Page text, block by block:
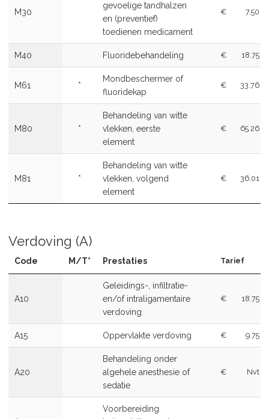
M30
gevoelige tandhalzen
en (preventief)
toedienen medicament
€ 7.50
M40 Fluoridebehandeling € 18.75
M61 *
Mondbeschermer of
fluoridekap
€ 33.76
M80 *
Behandeling van witte
vlekken, eerste
element
€ 65.26
M81 *
Behandeling van witte
vlekken, volgend
element
€ 36.01
Verdoving (A)
Code M/T* Prestaties Tarief
A10
Geleidings-, infiltratie-
en/of intraligamentaire
verdoving
€ 18.75
A15 Oppervlakte verdoving € 9.75
A20
Behandeling onder
algehele anesthesie of
sedatie
€ Nvt
Voorbereiding